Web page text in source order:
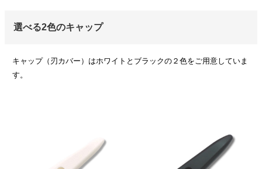
選べる2色のキャップ
キャップ（刃カバー）はホワイトとブラックの２色をご用意していま
す。